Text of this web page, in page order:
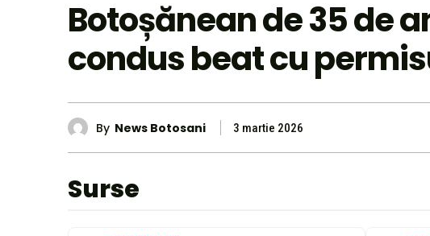
Botoșănean de 35 de
condus beat cu
By News Botosani 3 martie 2026
Surse